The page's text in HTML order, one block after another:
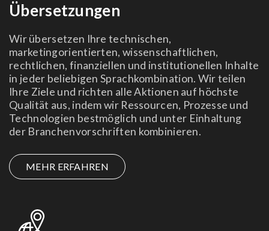
Übersetzungen
Wir übersetzen Ihre technischen,
marketingorientierten, wissenschaftlichen,
rechtlichen, finanziellen und institutionellen Inhalte
in jeder beliebigen Sprachkombination. Wir teilen
Ihre Ziele und richten alle Aktionen auf höchste
Qualität aus, indem wir Ressourcen, Prozesse und
Technologien bestmöglich und unter Einhaltung
der Branchenvorschriften kombinieren.
MEHR ERFAHREN